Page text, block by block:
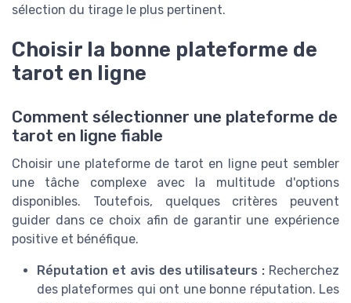
sélection du tirage le plus pertinent.
Choisir la bonne plateforme de
tarot en ligne
Comment sélectionner une plateforme de
tarot en ligne fiable
Choisir une plateforme de tarot en ligne peut sembler
une tâche complexe avec la multitude d'options
disponibles. Toutefois, quelques critères peuvent
guider dans ce choix afin de garantir une expérience
positive et bénéfique.
Réputation et avis des utilisateurs : Recherchez
des plateformes qui ont une bonne réputation. Les